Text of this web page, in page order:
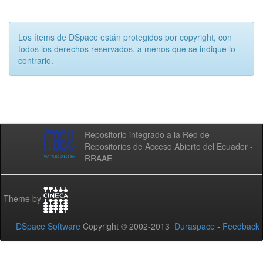
Los ítems de DSpace están protegidos por copyright, con
todos los derechos reservados, a menos que se indique lo
contrario.
Repositorio integrado a la Red de
Repositorios de Acceso Abierto del Ecuador -
RRAAE
Theme by
DSpace Software Copyright © 2002-2013 Duraspace - Feedback